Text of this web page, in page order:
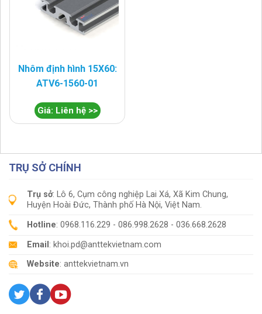
Nhôm định hình 15X60:
ATV6-1560-01
Giá: Liên hệ >>
TRỤ SỞ CHÍNH
Trụ sở: Lô 6, Cụm công nghiệp Lai Xá, Xã Kim Chung,
Huyện Hoài Đức, Thành phố Hà Nội, Việt Nam.
Hotline: 0968.116.229 - 086.998.2628 - 036.668.2628
Email : khoi.pd@anttekvietnam.com
Website: anttekvietnam.vn